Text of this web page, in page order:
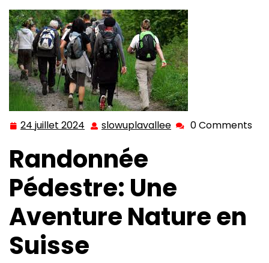
24 juillet 2024 24
2024
slowuplavallee slowuplavallee
0 Comments
Randonnée
Pédestre: Une
Aventure Nature en
Suisse